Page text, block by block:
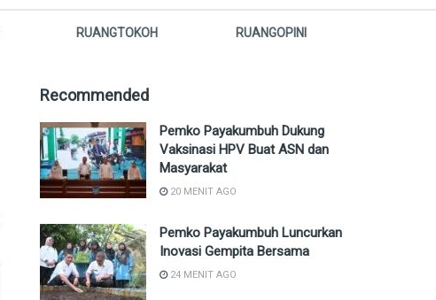
RUANGTOKOH RUANGOPINI
Recommended
Pemko Payakumbuh Dukung
Vaksinasi HPV Buat ASN dan
Masyarakat
20 MENIT AGO
Pemko Payakumbuh Luncurkan
Inovasi Gempita Bersama
24 MENIT AGO